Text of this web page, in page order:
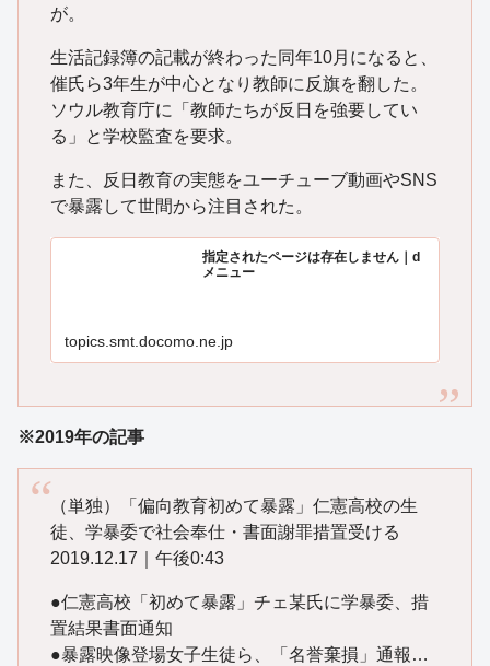
が。
生活記録簿の記載が終わった同年10月になると、
催氏ら3年生が中心となり教師に反旗を翻した。
ソウル教育庁に「教師たちが反日を強要してい
る」と学校監査を要求。
また、反日教育の実態をユーチューブ動画やSNS
で暴露して世間から注目された。
指定されたページは存在しません｜d
メニュー
topics.smt.docomo.ne.jp
※2019年の記事
（単独）「偏向教育初めて暴露」仁憲高校の生
徒、学暴委で社会奉仕・書面謝罪措置受ける
2019.12.17｜午後0:43
●仁憲高校「初めて暴露」チェ某氏に学暴委、措
置結果書面通知
●暴露映像登場女子生徒ら、「名誉棄損」通報…